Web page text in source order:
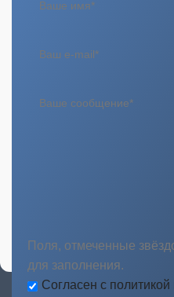
Поля, отмеченные
для заполнения.
Согласен с